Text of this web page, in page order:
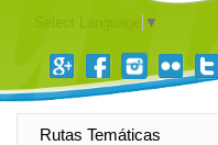
▼
Rutas Temáticas